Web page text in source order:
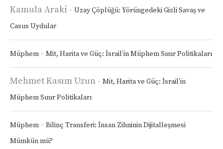
Kamula Araki - Uzay Çöplüğü: Yörüngedeki Gizli Savaş ve
Casus Uydular
Müphem - Mit, Harita ve Güç: İsrail’in Müphem Sınır Politikaları
Mehmet Kasım Uzun - Mit, Harita ve Güç: İsrail’in
Müphem Sınır Politikaları
Müphem - Bilinç Transferi: İnsan Zihninin Dijitalleşmesi
Mümkün mü?